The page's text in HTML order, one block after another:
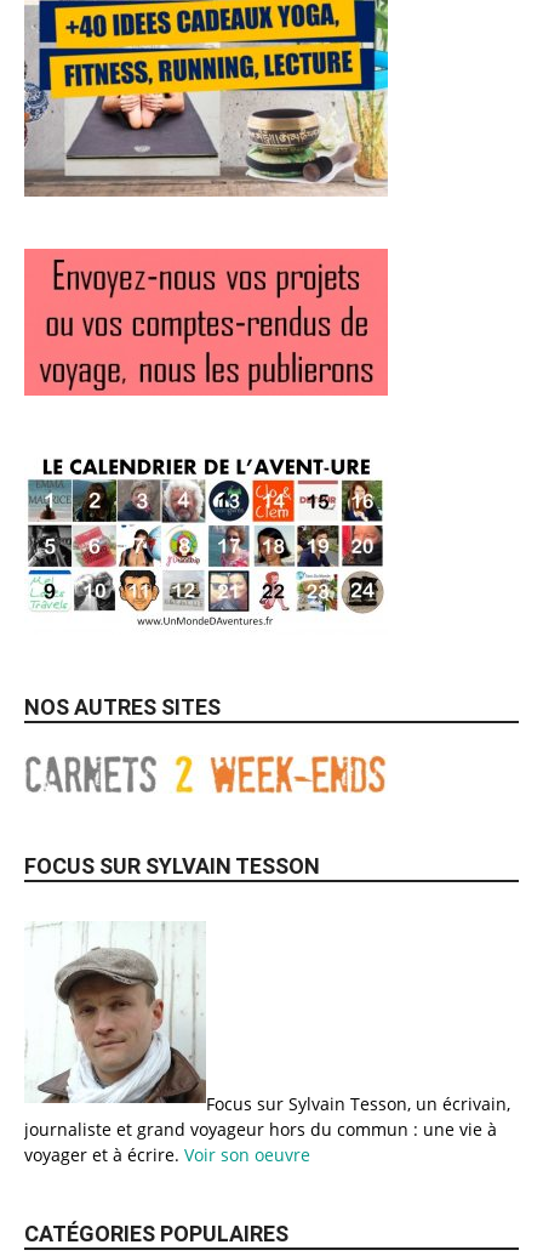
NOS AUTRES SITES
FOCUS SUR SYLVAIN TESSON
Focus sur Sylvain Tesson, un écrivain,
journaliste et grand voyageur hors du commun : une vie à
voyager et à écrire. Voir son oeuvre
CATÉGORIES POPULAIRES